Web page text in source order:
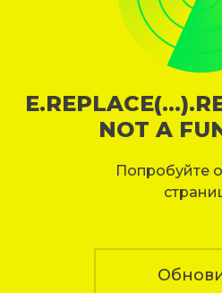
NOT A
Попробуйте